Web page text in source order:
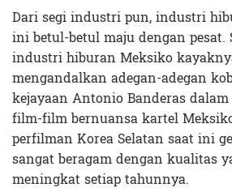
Dari segi industri pun, industri
ini betul-betul maju dengan pesat.
industri hiburan Meksiko
mengandalkan adegan-adegan
kejayaan Antonio Banderas
film-film bernuansa kartel
perfilman Korea Selatan saat ini
sangat beragam dengan kualitas
meningkat setiap tahunnya.